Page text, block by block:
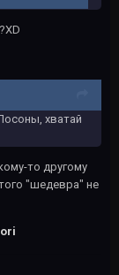
хватай
то другому
"шедевра" не